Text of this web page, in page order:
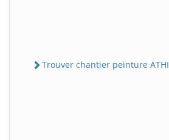
Trouver chantier peinture